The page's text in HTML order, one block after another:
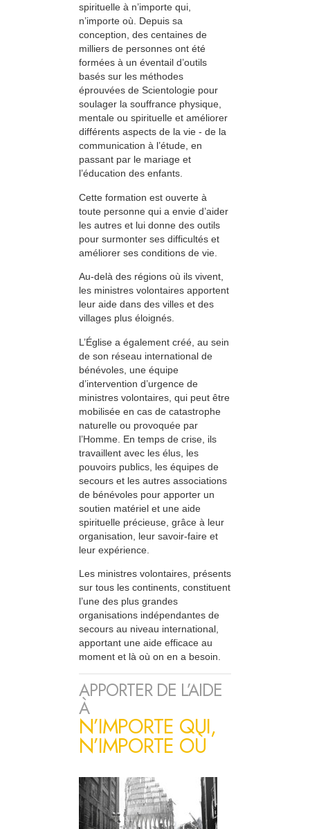
spirituelle à n’importe qui,
n’importe où. Depuis sa
conception, des centaines de
milliers de personnes ont été
formées à un éventail d’outils
basés sur les méthodes
éprouvées de Scientologie pour
soulager la souffrance physique,
mentale ou spirituelle et améliorer
différents aspects de la vie - de la
communication à l’étude, en
passant par le mariage et
l’éducation des enfants.
Cette formation est ouverte à
toute personne qui a envie d’aider
les autres et lui donne des outils
pour surmonter ses difficultés et
améliorer ses conditions de vie.
Au-delà des régions où ils vivent,
les ministres volontaires apportent
leur aide dans des villes et des
villages plus éloignés.
L’Église a également créé, au sein
de son réseau international de
bénévoles, une équipe
d’intervention d’urgence de
ministres volontaires, qui peut être
mobilisée en cas de catastrophe
naturelle ou provoquée par
l’Homme. En temps de crise, ils
travaillent avec les élus, les
pouvoirs publics, les équipes de
secours et les autres associations
de bénévoles pour apporter un
soutien matériel et une aide
spirituelle précieuse, grâce à leur
organisation, leur savoir-faire et
leur expérience.
Les ministres volontaires, présents
sur tous les continents, constituent
l’une des plus grandes
organisations indépendantes de
secours au niveau international,
apportant une aide efficace au
moment et là où on en a besoin.
APPORTER DE L’AIDE
À
N’IMPORTE QUI,
N’IMPORTE OÙ